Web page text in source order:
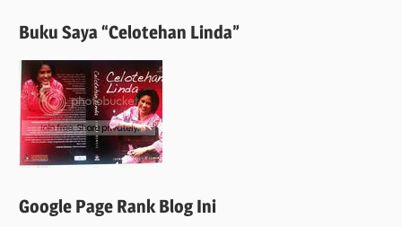
Buku Saya “Celotehan Linda”
Google Page Rank Blog Ini